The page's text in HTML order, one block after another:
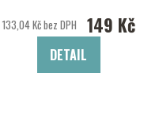
133,04 Kč bez DPH 149 Kč
DETAIL